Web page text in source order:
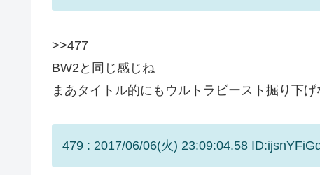
>>477
BW2と同じ感じね
まあタイトル的にもウルトラビースト掘り下げ
479 : 2017/06/06(火) 23:09:04.58